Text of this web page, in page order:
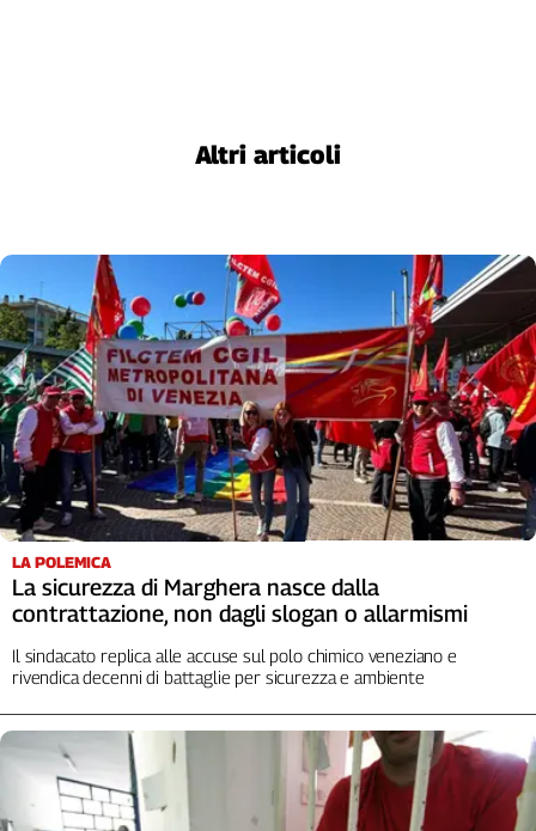
Trentino
Umbria
Valle
D'Aosta
Veneto
Archivio
Storico
1955-
Contatti
Newsletter
Altri articoli
LA POLEMICA
La sicurezza di Marghera nasce dalla
contrattazione, non dagli slogan o allarmismi
Il sindacato replica alle accuse sul polo chimico veneziano e
rivendica decenni di battaglie per sicurezza e ambiente